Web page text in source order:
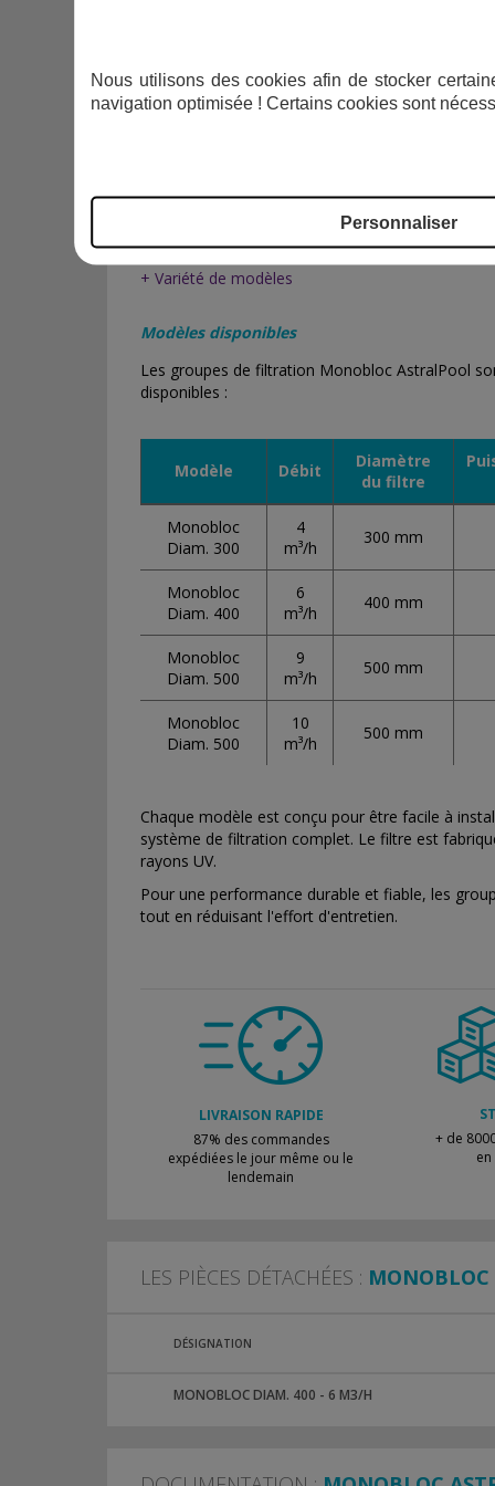
Normes de sécurité: conforme aux exigences
+ Variété de modèles
Modèles disponibles
Les groupes de filtration Monobloc AstralPool
disponibles :
Modèle Débit
Diamètre
du filtre
Monobloc
Diam. 300
4
m³/h
300 mm
Monobloc
Diam. 400
6
m³/h
400 mm
Monobloc
Diam. 500
9
m³/h
500 mm
Monobloc
Diam. 500
10
m³/h
500 mm
Chaque modèle est conçu pour être facile à
système de filtration complet. Le filtre est
rayons UV.
Pour une performance durable et fiable, les
tout en réduisant l'effort d'entretien.
LIVRAISON RAPIDE
87% des commandes
expédiées le jour même ou le
lendemain
+ de
LES PIÈCES DÉTACHÉES : MONOBLOC
DÉSIGNATION
MONOBLOC DIAM. 400 - 6 M3/H
Nous utilisons des cookies afin de stocker
navigation optimisée ! Certains cookies sont
Personnaliser